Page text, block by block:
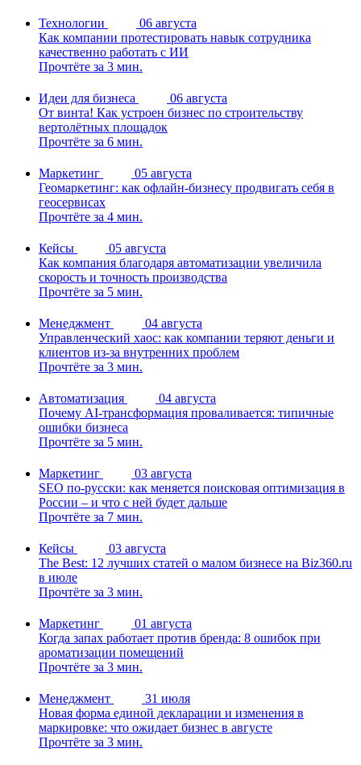
Технологии
06 августа
Как компании протестировать навык сотрудника
качественно работать с ИИ
Прочтёте за 3 мин.
Идеи для бизнеса
06 августа
От винта! Как устроен бизнес по строительству
вертолётных площадок
Прочтёте за 6 мин.
Маркетинг
05 августа
Геомаркетинг: как офлайн-бизнесу продвигать себя в
геосервисах
Прочтёте за 4 мин.
Кейсы
05 августа
Как компания благодаря автоматизации увеличила
скорость и точность производства
Прочтёте за 5 мин.
Менеджмент
04 августа
Управленческий хаос: как компании теряют деньги и
клиентов из-за внутренних проблем
Прочтёте за 3 мин.
Автоматизация
04 августа
Почему AI-трансформация проваливается: типичные
ошибки бизнеса
Прочтёте за 5 мин.
Маркетинг
03 августа
SEO по-русски: как меняется поисковая оптимизация в
России – и что с ней будет дальше
Прочтёте за 7 мин.
Кейсы
03 августа
The Best: 12 лучших статей о малом бизнесе на Biz360.ru
в июле
Прочтёте за 3 мин.
Маркетинг
01 августа
Когда запах работает против бренда: 8 ошибок при
ароматизации помещений
Прочтёте за 3 мин.
Менеджмент
31 июля
Новая форма единой декларации и изменения в
маркировке: что ожидает бизнес в августе
Прочтёте за 3 мин.